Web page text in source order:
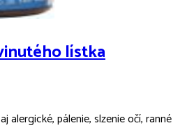
lístka
alergické, pálenie, slzenie očí, ranné